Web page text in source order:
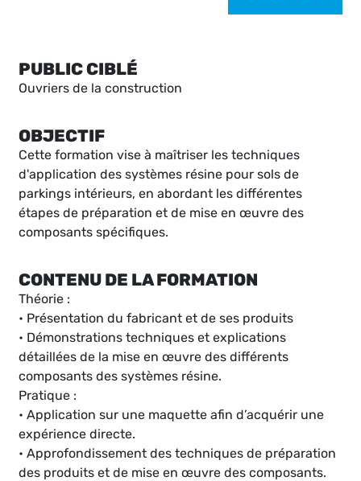
PUBLIC CIBLÉ
Ouvriers de la construction
OBJECTIF
Cette formation vise à maîtriser les techniques
d'application des systèmes résine pour sols de
parkings intérieurs, en abordant les différentes
étapes de préparation et de mise en œuvre des
composants spécifiques.
CONTENU DE LA FORMATION
Théorie :
• Présentation du fabricant et de ses produits
• Démonstrations techniques et explications
détaillées de la mise en œuvre des différents
composants des systèmes résine.
Pratique :
• Application sur une maquette afin d’acquérir une
expérience directe.
• Approfondissement des techniques de préparation
des produits et de mise en œuvre des composants.